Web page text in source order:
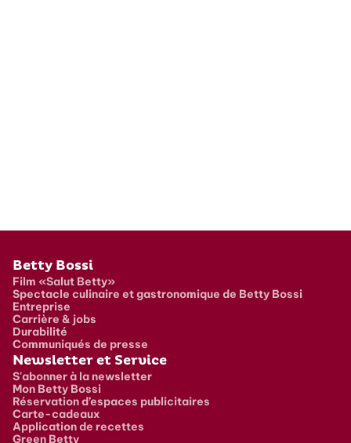
Pied de page
Betty Bossi
Film «Salut Betty»
Spectacle culinaire et gastronomique de Betty Bossi
Entreprise
Carrière & jobs
Durabilité
Communiqués de presse
Newsletter et Service
S'abonner à la newsletter
Mon Betty Bossi
Réservation d’espaces publicitaires
Carte-cadeaux
Application de recettes
Green Betty